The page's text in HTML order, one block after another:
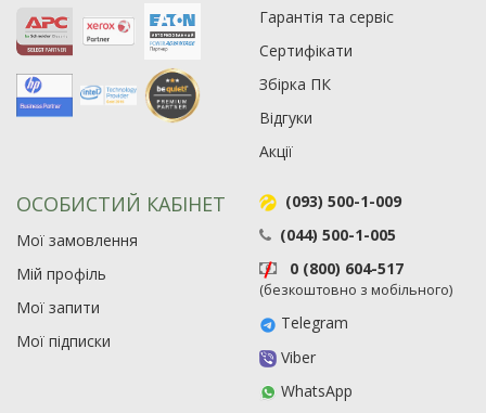
Гарантія та сервіс
Сертифікати
Збірка ПК
Відгуки
Акції
ОСОБИСТИЙ КАБІНЕТ
Мої замовлення
Мій профіль
Мої запити
Мої підписки
(093) 500-1-009
(044) 500-1-005
0 (800) 604-517
(безкоштовно з мобільного)
Telegram
Viber
WhatsApp